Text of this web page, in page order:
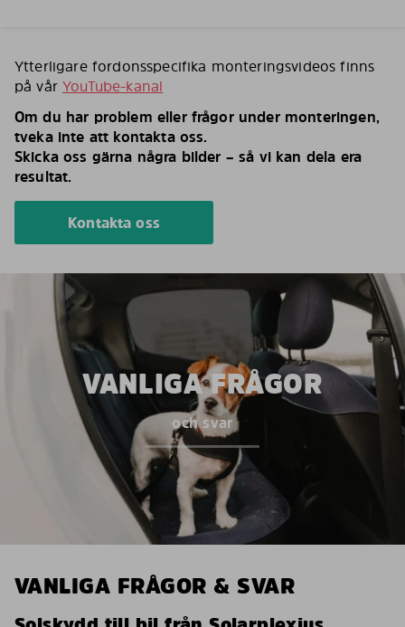
Ytterligare fordonsspecifika monteringsvideos finns
på vårYouTube-kanal
Om du har problem eller frågor under monteringen,
tveka inte att kontakta oss.
Skicka oss gärna några bilder – så vi kan dela era
resultat.
Kontakta oss
VANLIGA FRÅGOR
och svar
VANLIGA FRÅGOR & SVAR